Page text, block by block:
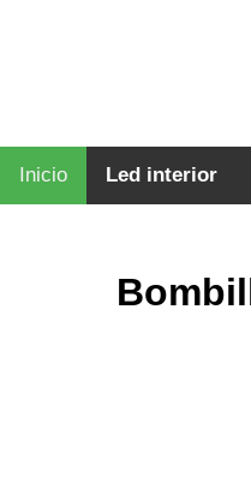
Inicio Led interior